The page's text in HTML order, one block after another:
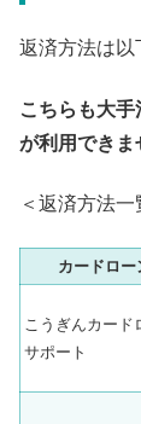
返済方法は以
こちらも大
が利用できま
＜返済方法一
カードロー
こうぎんカード
サポート